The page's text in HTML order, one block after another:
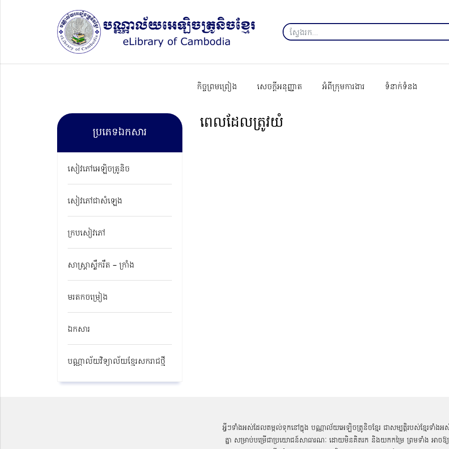
កិច្ចព្រមព្រៀង សេចក្ដីអនុញ្ញាត អំពីក្រុមការងារ ទំនាក់ទំនង
ប្រភេទឯកសារ
សៀវភៅអេឡិចត្រូនិច
សៀវភៅជាសំឡេង
ក្របសៀវភៅ
សាស្ត្រាស្លឹករឹត – ក្រាំង
មរតកចម្រៀង
ឯកសារ
បណ្ណាល័យវិទ្យាល័យខ្មែរសករាជថ្មី​
ពេលដែលត្រូវយំ
អ្វីៗទាំងអស់ដែលតម្កល់ទុកនៅក្នុង បណ្ណាល័យអេឡិចត្រូនិចខ្មែរ ជាសម្បតិ្តរបស់ខ្មែរទាំងអ
គ្នា សម្រាប់បម្រើជាប្រយោជន៍សាធារណៈ ដោយមិនគិតរក និងយកកម្រៃ ព្រមទាំង អាចឱ្យ